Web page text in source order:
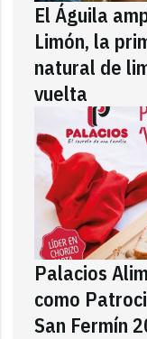
El Águila
Limón, la
natural de
vuelta
Palacios
como
San Fermín